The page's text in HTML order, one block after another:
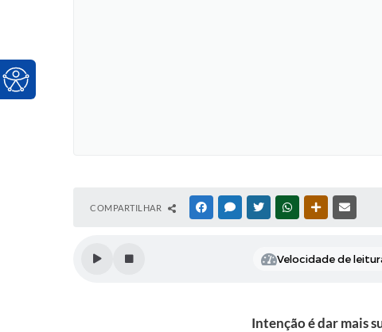
COMPARTILHAR FACEBOOKMESSENGER
TWITTERWHATSAPPOUTRAS
Velocidade de
Intenção é dar mais